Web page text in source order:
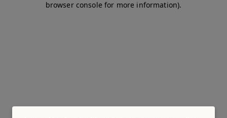
browser console for more information).